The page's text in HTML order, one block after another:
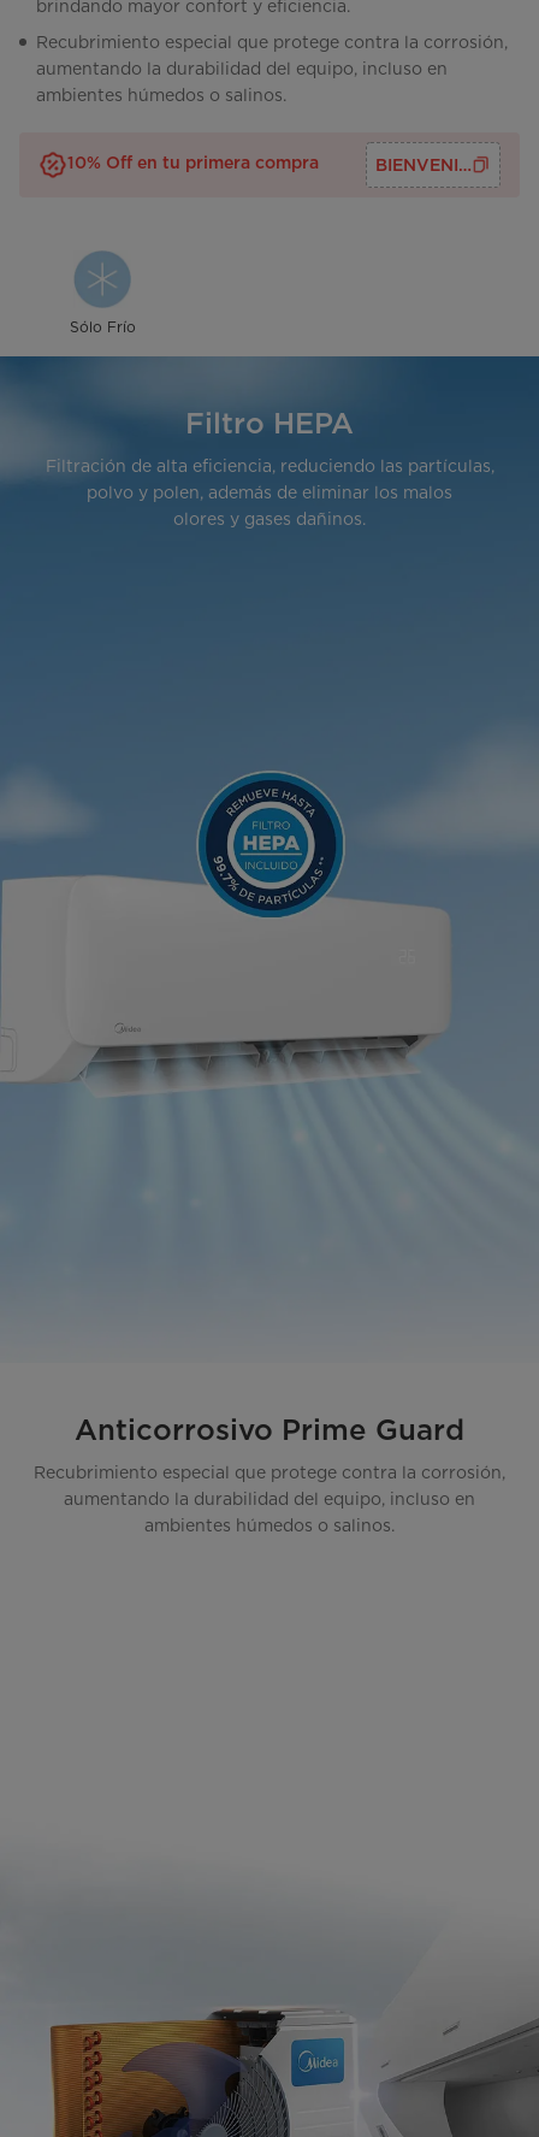
brindando mayor confort y eficiencia.
Recubrimiento especial que protege contra la corrosión,
aumentando la durabilidad del equipo, incluso en
ambientes húmedos o salinos.
10% Off en tu primera compra BIENVENID@S
Sólo Frío
Filtro HEPA
Filtración de alta eficiencia, reduciendo las partículas,
polvo y polen, además de eliminar los malos
olores y gases dañinos.
Anticorrosivo Prime Guard
Recubrimiento especial que protege contra la corrosión,
aumentando la durabilidad del equipo, incluso en
ambientes húmedos o salinos.